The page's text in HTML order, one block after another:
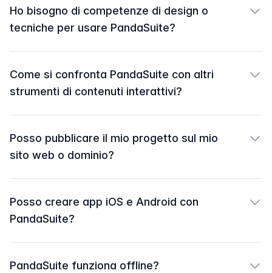
Ho bisogno di competenze di design o
tecniche per usare PandaSuite?
Come si confronta PandaSuite con altri
strumenti di contenuti interattivi?
Posso pubblicare il mio progetto sul mio
sito web o dominio?
Posso creare app iOS e Android con
PandaSuite?
PandaSuite funziona offline?